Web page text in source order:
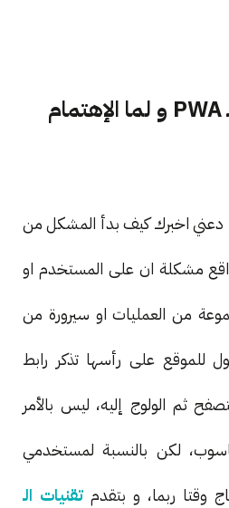
- فكرة عن ظهور الـ PWA و لما الإهتمام
دعني اخبرك كيف بدأ المشكل من
مشكلة ان على المستخدم او
من العمليات او سيرورة من
للموقع على رأسها تذكر رابط
ثم الولوج إليه، ليس بالأمر
لكن بالنسبة لمستخدمي
وقتا ربما، و بتقدمتقنيات الـ